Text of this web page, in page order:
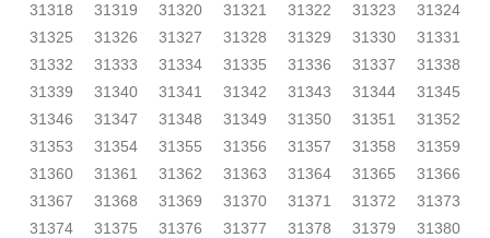
31318
31319 31320 31321 31322 31323
31324
31325
31326 31327 31328 31329 31330
31331
31332
31333 31334 31335 31336 31337
31338
31339
31340 31341 31342 31343 31344
31345
31346
31347 31348 31349 31350 31351
31352
31353
31354 31355 31356 31357 31358
31359
31360
31361 31362 31363 31364 31365
31366
31367
31368 31369 31370 31371 31372
31373
31374
31375 31376 31377 31378 31379
31380